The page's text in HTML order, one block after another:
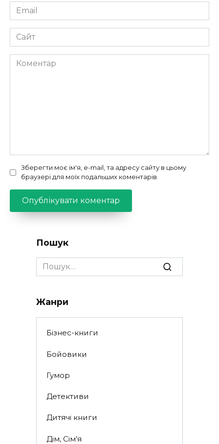
Email
*
Сайт
Коментар
Зберегти моє ім'я, e-mail, та адресу сайту в цьому
браузері для моїх подальших коментарів.
Пошук
Search
for:
Жанри
Бізнес-книги
Бойовики
Гумор
Детективи
Дитячі книги
Дім, Сім’я